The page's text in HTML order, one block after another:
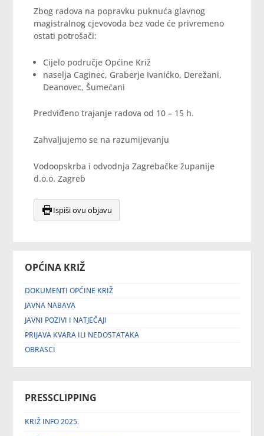
OPĆINA KRIŽ
DOKUMENTI OPĆINE KRIŽ
JAVNA NABAVA
JAVNI POZIVI I NATJEČAJI
PRIJAVA KVARA ILI NEDOSTATAKA
OBRASCI
PRESSCLIPPING
KRIŽ INFO 2025.
Zbog radova na popravku puknuća glavnog
magistralnog cjevovoda bez vode će privremeno
ostati potrošači:
Cijelo područje Općine Križ
naselja Caginec, Graberje Ivanićko, Derežani,
Deanovec, Šumećani
Predviđeno trajanje radova od 10 – 15 h.
Zahvaljujemo se na razumijevanju
Vodoopskrba i odvodnja Zagrebačke županije
d.o.o. Zagreb
Ispiši ovu objavu